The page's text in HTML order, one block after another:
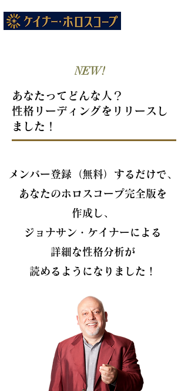
NEW!
あなたってどんな人？
性格リーディングをリリースし
ました！
メンバー登録（無料）するだけで、
あなたのホロスコープ完全版を
作成し、
ジョナサン・ケイナーによる
詳細な性格分析が
読めるようになりました！